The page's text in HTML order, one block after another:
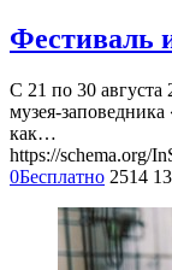
Фестиваль
С 21 по 30 августа
музея-
как…
https://schema.org/
0Бесплатно 2514 13